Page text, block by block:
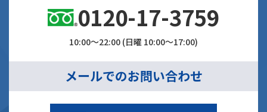
0120-17-3759
10:00～22:00 (日曜 10:00～17:00)
メールでのお問い合わせ